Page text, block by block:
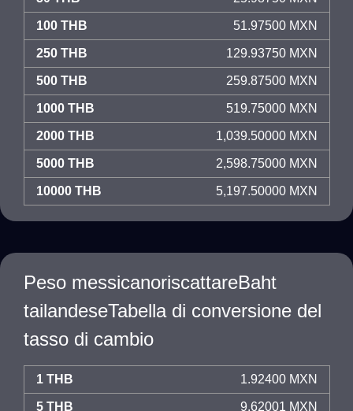
100 THB 51.97500 MXN
250 THB 129.93750 MXN
500 THB 259.87500 MXN
1000 THB 519.75000 MXN
2000 THB 1,039.50000 MXN
5000 THB 2,598.75000 MXN
10000 THB 5,197.50000 MXN
Peso messicanoriscattareBaht
tailandeseTabella di conversione del
tasso di cambio
1 THB 1.92400 MXN
5 THB 9.62001 MXN